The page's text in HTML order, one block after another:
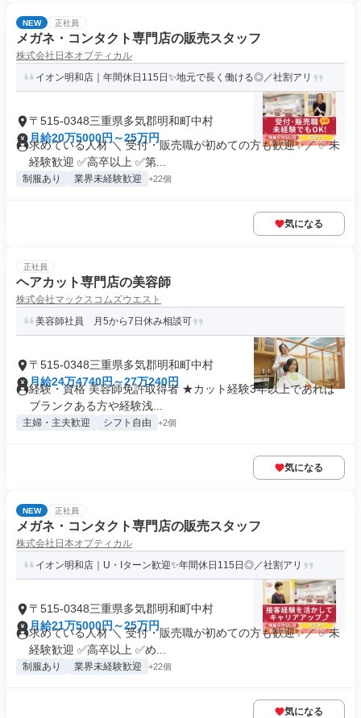
NEW 正社員
メガネ・コンタクト専門店の販売スタッフ
株式会社日本オプティカル
イオン明和店｜年間休日115日✨地元で長く働ける◎／社割アリ
〒515-0348三重県多気郡明和町中村
月給20万5000円～25万円
求めている人材 ＼ 受付・販売職が初めての方も歓迎✨／ ✅未
経験歓迎 ✅高卒以上 ✅第...
制服あり 業界未経験歓迎 +22個
気になる
正社員
ヘアカット専門店の美容師
株式会社マックスコムズウエスト
美容師社員 月5から7日休み相談可
〒515-0348三重県多気郡明和町中村
月給24万4740円～27万240円
経験・資格 美容師免許取得者 ★カット経験3年以上であれば
ブランクある方や経験浅...
主婦・主夫歓迎 シフト自由 +2個
気になる
NEW 正社員
メガネ・コンタクト専門店の販売スタッフ
株式会社日本オプティカル
イオン明和店｜U・Iターン歓迎✨年間休日115日◎／社割アリ
〒515-0348三重県多気郡明和町中村
月給21万5000円～25万円
求めている人材 ＼ 受付・販売職が初めての方も歓迎✨／ ✅未
経験歓迎 ✅高卒以上 ✅め...
制服あり 業界未経験歓迎 +22個
気になる